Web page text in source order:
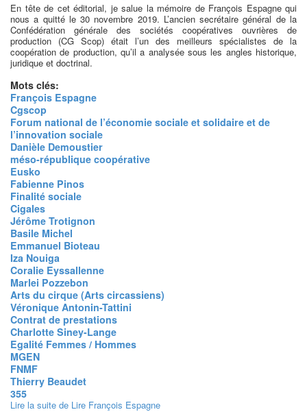
En tête de cet éditorial, je salue la mémoire de François Espagne qui
nous a quitté le 30 novembre 2019. L’ancien secrétaire général de la
Confédération générale des sociétés coopératives ouvrières de
production (CG Scop) était l’un des meilleurs spécialistes de la
coopération de production, qu’il a analysée sous les angles historique,
juridique et doctrinal.
Mots clés:
François Espagne
Cgscop
Forum national de l’économie sociale et solidaire et de
l’innovation sociale
Danièle Demoustier
méso-république coopérative
Eusko
Fabienne Pinos
Finalité sociale
Cigales
Jérôme Trotignon
Basile Michel
Emmanuel Bioteau
Iza Nouiga
Coralie Eyssallenne
Marlei Pozzebon
Arts du cirque (Arts circassiens)
Véronique Antonin-Tattini
Contrat de prestations
Charlotte Siney-Lange
Egalité Femmes / Hommes
MGEN
FNMF
Thierry Beaudet
355
Lire la suite de Lire François Espagne